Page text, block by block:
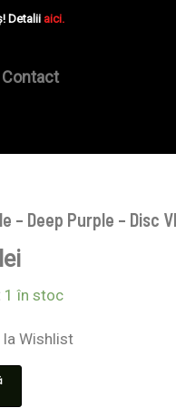
Detalii aici.
Contact
– Deep Purple – Disc
lei
1 în stoc
la Wishlist